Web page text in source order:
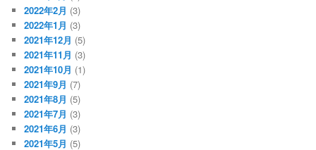
2022年2月 (3)
2022年1月 (3)
2021年12月 (5)
2021年11月 (3)
2021年10月 (1)
2021年9月 (7)
2021年8月 (5)
2021年7月 (3)
2021年6月 (3)
2021年5月 (5)